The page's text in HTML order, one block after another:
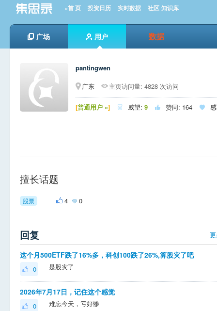
»首 页 投资日历 实时数据 社区-知识库
广场 用户 数据
pantingwen
广东
主页访问量: 4828 次访问
[普通用户 »]  威望: 9  赞同: 164 
擅长话题
股票 4 0
回复
这个月500ETF跌了16%多，科创100跌了26%,算股灾了吧
0 是股灾了
2026年7月17日，记住这个感觉
0 难忘今天，亏好惨